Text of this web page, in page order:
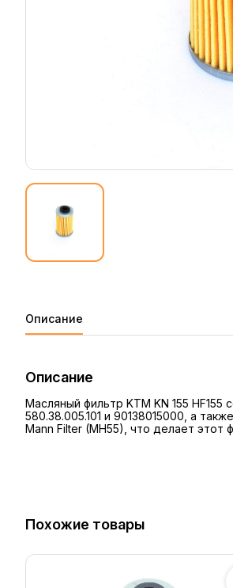
Описание
Описание
Масляный фильтр KTM KN 155
580.38.005.101 и 90138015000, а
Mann Filter (MH55), что делает
Похожие товары